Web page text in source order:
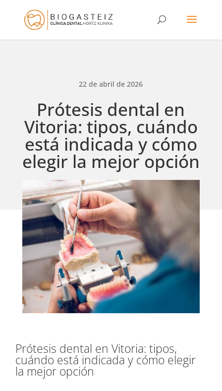
22 de abril de 2026
Prótesis dental en
Vitoria: tipos, cuándo
está indicada y cómo
elegir la mejor opción
Prótesis dental en Vitoria: tipos,
cuándo está indicada y cómo elegir
la mejor opción